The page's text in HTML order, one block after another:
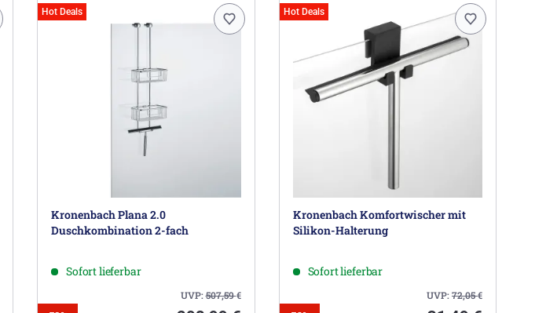
Hot Deals
Kronenbach Plana 2.0
Duschkombination 2-fach
Sofort lieferbar
UVP:507,59€
Hot Deals
Kronenbach Komfortwischer mit
Silikon-Halterung
Sofort lieferbar
UVP:72,05€